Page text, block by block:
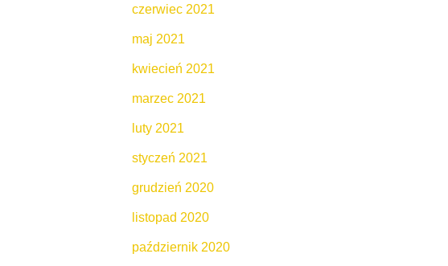
czerwiec 2021
maj 2021
kwiecień 2021
marzec 2021
luty 2021
styczeń 2021
grudzień 2020
listopad 2020
październik 2020